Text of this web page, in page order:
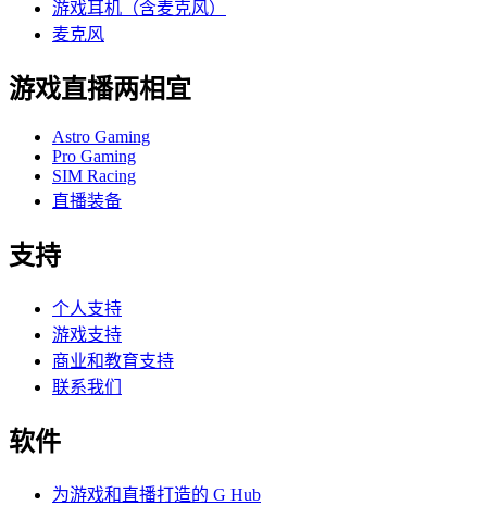
游戏耳机（含麦克风）
麦克风
游戏直播两相宜
Astro Gaming
Pro Gaming
SIM Racing
直播装备
支持
个人支持
游戏支持
商业和教育支持
联系我们
软件
为游戏和直播打造的 G Hub